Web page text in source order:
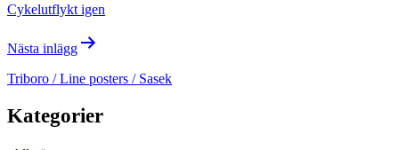
Cykelutflykt igen
Nästa inlägg
Triboro / Line posters / Sasek
Kategorier